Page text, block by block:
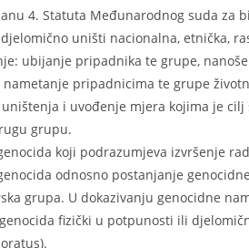
4. Statuta Međunarodnog suda za
uništi nacionalna, etnička,
ubijanje pripadnika te grupe,
pripadnicima te grupe
i uvođenje mjera kojima je
grupu.
koji podrazumjeva izvršenje
odnosno postanjanje
grupa. U dokazivanju genocidne
fizički u potpunosti ili